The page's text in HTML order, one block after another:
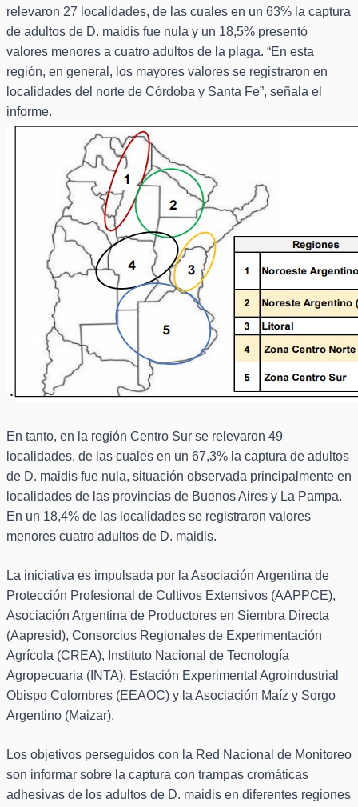
relevaron 27 localidades, de las cuales en un 63% la captura
de adultos de D. maidis fue nula y un 18,5% presentó
valores menores a cuatro adultos de la plaga. “En esta
región, en general, los mayores valores se registraron en
localidades del norte de Córdoba y Santa Fe”, señala el
informe.
En tanto, en la región Centro Sur se relevaron 49
localidades, de las cuales en un 67,3% la captura de adultos
de D. maidis fue nula, situación observada principalmente en
localidades de las provincias de Buenos Aires y La Pampa.
En un 18,4% de las localidades se registraron valores
menores cuatro adultos de D. maidis.
La iniciativa es impulsada por la Asociación Argentina de
Protección Profesional de Cultivos Extensivos (AAPPCE),
Asociación Argentina de Productores en Siembra Directa
(Aapresid), Consorcios Regionales de Experimentación
Agrícola (CREA), Instituto Nacional de Tecnología
Agropecuaria (INTA), Estación Experimental Agroindustrial
Obispo Colombres (EEAOC) y la Asociación Maíz y Sorgo
Argentino (Maizar).
Los objetivos perseguidos con la Red Nacional de Monitoreo
son informar sobre la captura con trampas cromáticas
adhesivas de los adultos de D. maidis en diferentes regiones